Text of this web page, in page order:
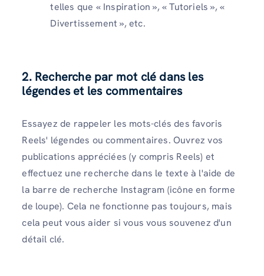
telles que « Inspiration », « Tutoriels », «
Divertissement », etc.
2. Recherche par mot clé dans les
légendes et les commentaires
Essayez de rappeler les mots-clés des favoris
Reels' légendes ou commentaires. Ouvrez vos
publications appréciées (y compris Reels) et
effectuez une recherche dans le texte à l'aide de
la barre de recherche Instagram (icône en forme
de loupe). Cela ne fonctionne pas toujours, mais
cela peut vous aider si vous vous souvenez d'un
détail clé.